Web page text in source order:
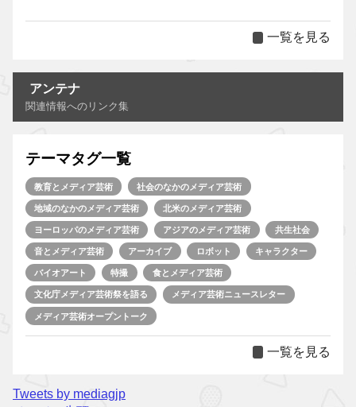
一覧を見る
アンテナ
関連情報へのリンク集
テーマタグ一覧
教育とメディア芸術 社会のなかのメディア芸術
地域のなかのメディア芸術 北米のメディア芸術
ヨーロッパのメディア芸術 アジアのメディア芸術 共生社会
音とメディア芸術 アーカイブ ロボット キャラクター
バイオアート 特撮 食とメディア芸術
文化庁メディア芸術祭を語る メディア芸術ニュースレター
メディア芸術オープントーク
一覧を見る
Tweets by mediagjp